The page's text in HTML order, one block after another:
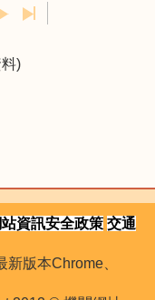
)
資訊安全政策 交通
版本Chrome、